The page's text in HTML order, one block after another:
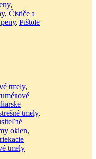
,
, Čističe a
, Pištole
tmely,
tmely,
okien,
tmely